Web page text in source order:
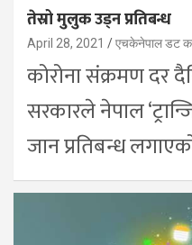
तेस्रो मुलुक उड्न प्रतिबन्ध
April 28, 2021 एचकेनेपाल डट
कोरोना संक्रमण दर
सरकारले नेपाल
जान प्रतिबन्ध